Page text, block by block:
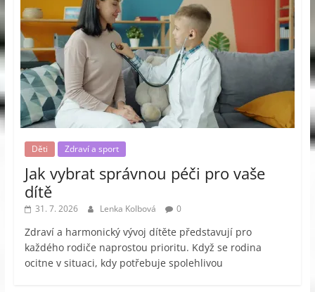
Děti Zdraví a sport
Jak vybrat správnou péči pro vaše
dítě
31. 7. 2026 Lenka Kolbová 0
Zdraví a harmonický vývoj dítěte představují pro
každého rodiče naprostou prioritu. Když se rodina
ocitne v situaci, kdy potřebuje spolehlivou